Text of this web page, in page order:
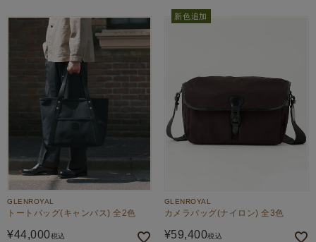
GLENROYAL
トートバッグ(キャンバス) 全2色
¥44,000税込
新色追加
GLENROYAL
カメラバッグ(ナイロン) 全3色
¥59,400税込